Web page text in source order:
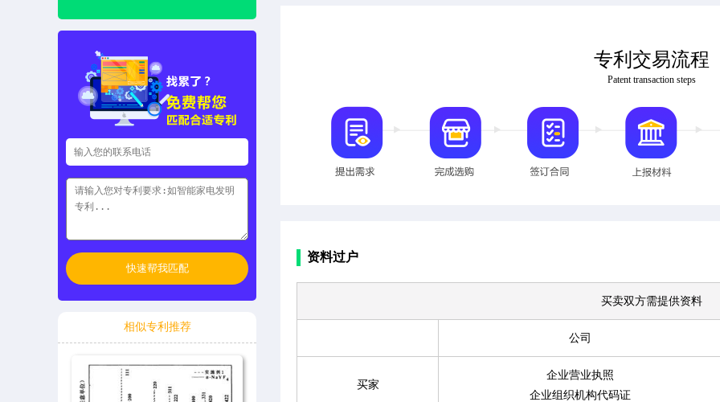
快速帮我匹配
相似专利推荐
专利交易流程
Patent transaction steps
资料过户
买卖双方需提供资料
公司
买家
企业营业执照
企业组织机构代码证